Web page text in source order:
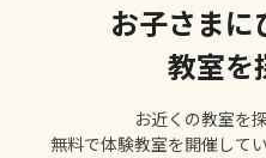
お子さまに
教室を
お近くの教室を
無料で体験教室を開催して